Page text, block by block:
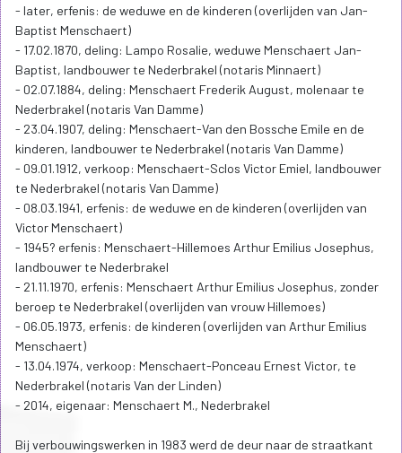
- later, erfenis: de weduwe en de kinderen (overlijden van Jan-
Baptist Menschaert)
- 17.02.1870, deling: Lampo Rosalie, weduwe Menschaert Jan-
Baptist, landbouwer te Nederbrakel (notaris Minnaert)
- 02.07.1884, deling: Menschaert Frederik August, molenaar te
Nederbrakel (notaris Van Damme)
- 23.04.1907, deling: Menschaert-Van den Bossche Emile en de
kinderen, landbouwer te Nederbrakel (notaris Van Damme)
- 09.01.1912, verkoop: Menschaert-Sclos Victor Emiel, landbouwer
te Nederbrakel (notaris Van Damme)
- 08.03.1941, erfenis: de weduwe en de kinderen (overlijden van
Victor Menschaert)
- 1945? erfenis: Menschaert-Hillemoes Arthur Emilius Josephus,
landbouwer te Nederbrakel
- 21.11.1970, erfenis: Menschaert Arthur Emilius Josephus, zonder
beroep te Nederbrakel (overlijden van vrouw Hillemoes)
- 06.05.1973, erfenis: de kinderen (overlijden van Arthur Emilius
Menschaert)
- 13.04.1974, verkoop: Menschaert-Ponceau Ernest Victor, te
Nederbrakel (notaris Van der Linden)
- 2014, eigenaar: Menschaert M., Nederbrakel
Bij verbouwingswerken in 1983 werd de deur naar de straatkant